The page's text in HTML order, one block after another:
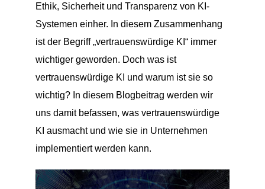
Ethik, Sicherheit und Transparenz von KI-
Systemen einher. In diesem Zusammenhang
ist der Begriff „vertrauenswürdige KI“ immer
wichtiger geworden. Doch was ist
vertrauenswürdige KI und warum ist sie so
wichtig? In diesem Blogbeitrag werden wir
uns damit befassen, was vertrauenswürdige
KI ausmacht und wie sie in Unternehmen
implementiert werden kann.